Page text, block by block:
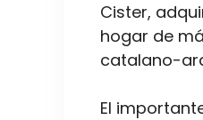
Cister,
hogar de
catalano-
El